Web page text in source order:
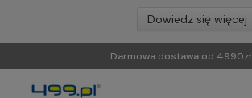
Dowiedz się więcej
Darmowa dostawa od 4990zł